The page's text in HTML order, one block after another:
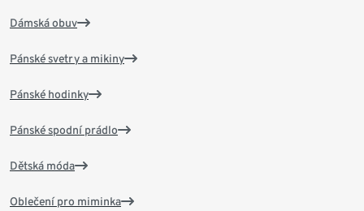
Dámská obuv
Pánské svetry a mikiny
Pánské hodinky
Pánské spodní prádlo
Dětská móda
Oblečení pro miminka